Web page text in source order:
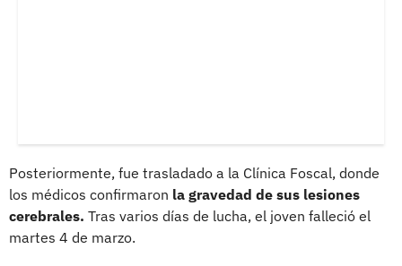
Posteriormente, fue trasladado a la Clínica Foscal, donde
los médicos confirmaron la gravedad de sus lesiones
cerebrales. Tras varios días de lucha, el joven falleció el
martes 4 de marzo.